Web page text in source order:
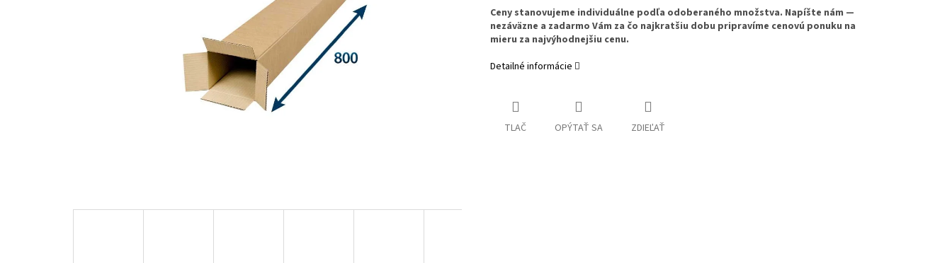
Ceny stanovujeme individuálne podľa odoberaného množstva. Napíšte nám —
nezáväzne a zadarmo Vám za čo najkratšiu dobu pripravíme cenovú ponuku na
mieru za najvýhodnejšiu cenu.
Detailné informácie
TLAČ OPÝTAŤ SA ZDIEĽAŤ